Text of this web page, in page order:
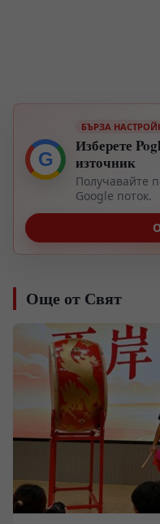
G
БЪРЗА
Изберете
източник
Получавайте
Google поток.
Още от Свят